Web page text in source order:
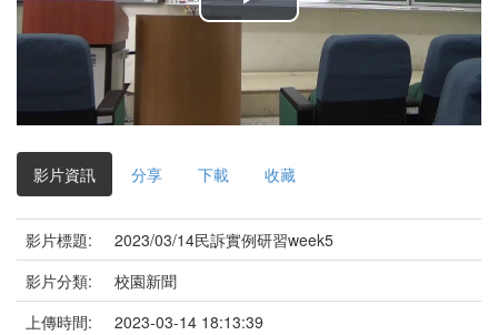
播
放
影
片
影片資訊 分享 下載 收藏
影片標題:
2023/03/14民訴實例研習week5
影片分類:
校園新聞
上傳時間:
2023-03-14 18:13:39